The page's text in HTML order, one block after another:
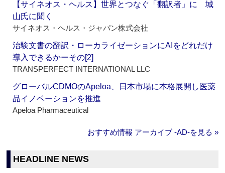
【サイネオス・ヘルス】世界とつなぐ「翻訳者」に 城
山氏に聞く
サイネオス・ヘルス・ジャパン株式会社
治験文書の翻訳・ローカライゼーションにAIをどれだけ
導入できるかーその[2]
TRANSPERFECT INTERNATIONAL LLC
グローバルCDMOのApeloa、日本市場に本格展開し医薬
品イノベーションを推進
Apeloa Pharmaceutical
おすすめ情報 アーカイブ ‐AD‐を見る »
HEADLINE NEWS